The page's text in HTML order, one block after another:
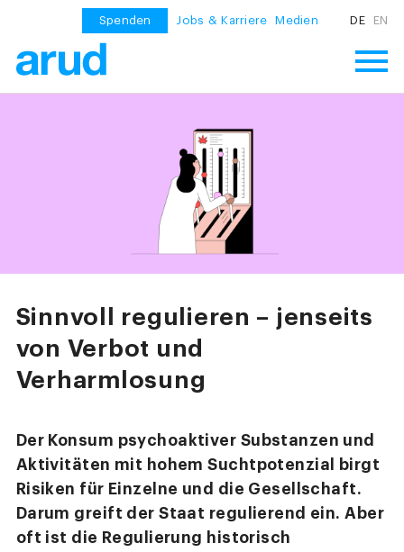
Spenden Jobs & Karriere Medien DE EN
Sinnvoll regulieren – jenseits
von Verbot und
Verharmlosung
Der Konsum psychoaktiver Substanzen und
Aktivitäten mit hohem Suchtpotenzial birgt
Risiken für Einzelne und die Gesellschaft.
Darum greift der Staat regulierend ein. Aber
oft ist die Regulierung historisch